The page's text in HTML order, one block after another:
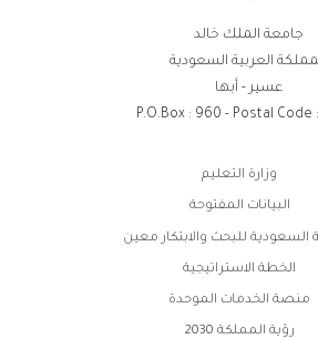
جامعة الملك خالد
العربية السعودية
عسير - أبها
P.O.Box : 960 - Postal Code
وزارة التعليم
البيانات المفتوحة
السعودية للبحث والابتكار معين
الخطة الاستراتيجية
منصة الخدمات الموحدة
رؤية المملكة 2030